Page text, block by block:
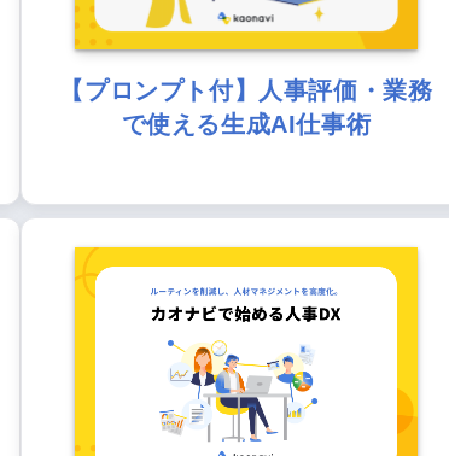
【プロンプト付】人事評価・業務
で使える生成AI仕事術